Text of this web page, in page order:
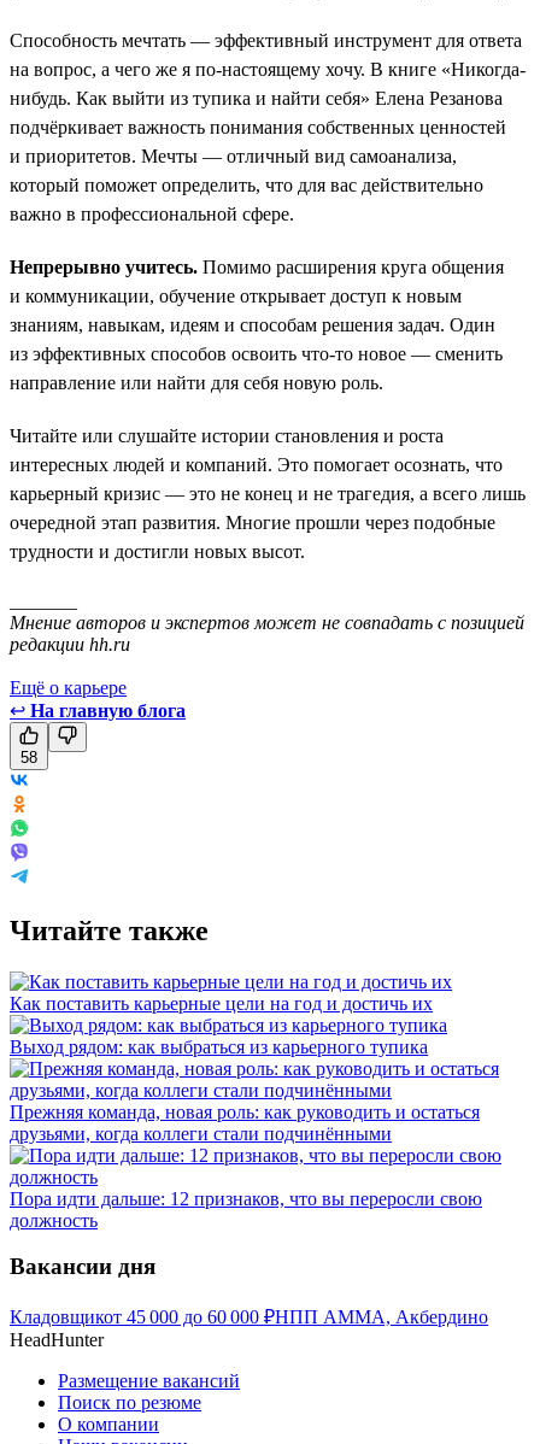
Способность мечтать — эффективный инструмент для ответа
на вопрос, а чего же я по-настоящему хочу. В книге «Никогда-
нибудь. Как выйти из тупика и найти себя» Елена Резанова
подчёркивает важность понимания собственных ценностей
и приоритетов. Мечты — отличный вид самоанализа,
который поможет определить, что для вас действительно
важно в профессиональной сфере.
Непрерывно учитесь. Помимо расширения круга общения
и коммуникации, обучение открывает доступ к новым
знаниям, навыкам, идеям и способам решения задач. Один
из эффективных способов освоить что-то новое — сменить
направление или найти для себя новую роль.
Читайте или слушайте истории становления и роста
интересных людей и компаний. Это помогает осознать, что
карьерный кризис — это не конец и не трагедия, а всего лишь
очередной этап развития. Многие прошли через подобные
трудности и достигли новых высот.
Мнение авторов и экспертов может не совпадать с позицией
редакции hh.ru
Ещё о карьере
↩ На главную блога
58
Читайте также
Как поставить карьерные цели на год и достичь их
Выход рядом: как выбраться из карьерного тупика
Прежняя команда, новая роль: как руководить и остаться
друзьями, когда коллеги стали подчинёнными
Пора идти дальше: 12 признаков, что вы переросли свою
должность
Вакансии дня
Кладовщикот 45 000 до 60 000 ₽НПП АММА, Акбердино
HeadHunter
Размещение вакансий
Поиск по резюме
О компании